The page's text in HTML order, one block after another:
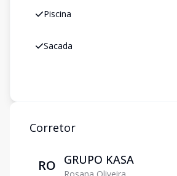
Piscina
Sacada
Corretor
RO GRUPO KASA